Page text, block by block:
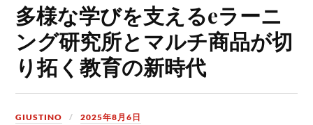
多様な学びを支えるeラーニ
ング研究所とマルチ商品が切
り拓く教育の新時代
GIUSTINO 2025年8月6日